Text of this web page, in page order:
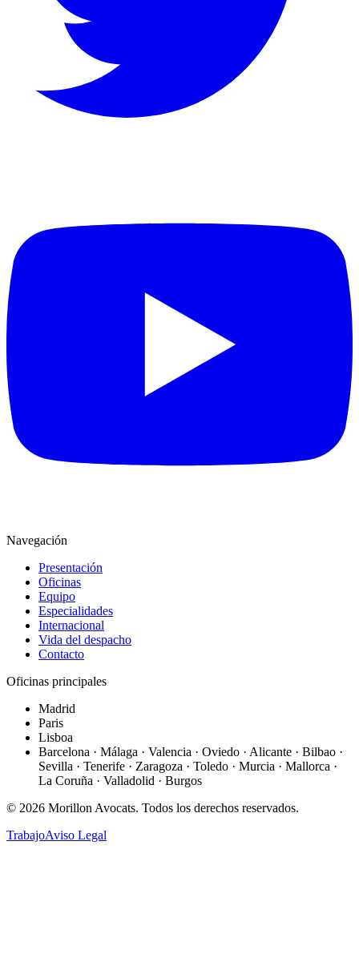
Navegación
Presentación
Oficinas
Equipo
Especialidades
Internacional
Vida del despacho
Contacto
Oficinas principales
Madrid
Paris
Lisboa
Barcelona · Málaga · Valencia · Oviedo · Alicante · Bilbao ·
Sevilla · Tenerife · Zaragoza · Toledo · Murcia · Mallorca ·
La Coruña · Valladolid · Burgos
© 2026 Morillon Avocats. Todos los derechos reservados.
TrabajoAviso Legal